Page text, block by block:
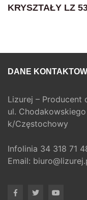
KRYSZTAŁY LZ
DANE
Lizurej – Producent
ul.
k/Częstochowy
Infolinia 34 318 71
Email: